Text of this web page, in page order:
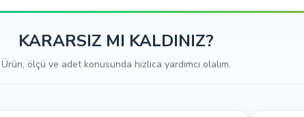
KARARSIZ MI KALDINIZ?
Ürün, ölçü ve adet konusunda hızlıca yardımcı olalım.